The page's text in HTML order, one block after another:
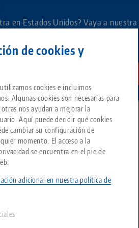
de cookies y
cookies e incluimos
Algunas cookies son necesarias para
nos ayudan a mejorar la
Aquí puede decidir qué cookies
cambiar su configuración de
momento. El acceso a la
se encuentra en el pie de
adicional en nuestra política de
en Estados Unidos? Vaya a nuestra
Todo de una sola fuente
Sistema de sujeción de punto
Portapiezas
Grupo de
Tipos de productos
Resumen de productos
Acerca de LANG
Filosofía
Innovaciones
Descargas
FAQ
Solicitud de catálogo
Blog
Noticias
Eventos
encontrar ningún resultado.
de 2 pliegues 96